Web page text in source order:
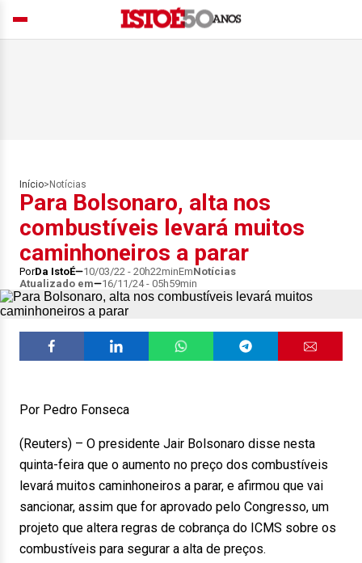
Início> Notícias
Para Bolsonaro, alta nos
combustíveis levará muitos
caminhoneiros a parar
PorDa IstoÉ 10/03/22 - 20h22minEmNotícias
Atualizado em
16/11/24 - 05h59min
Por Pedro Fonseca
(Reuters) – O presidente Jair Bolsonaro disse nesta
quinta-feira que o aumento no preço dos combustíveis
levará muitos caminhoneiros a parar, e afirmou que vai
sancionar, assim que for aprovado pelo Congresso, um
projeto que altera regras de cobrança do ICMS sobre os
combustíveis para segurar a alta de preços.